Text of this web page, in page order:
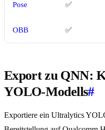
Pose ✅
OBB ✅
Export zu QNN:
YOLO-Modells#
Exportiere ein Ultralytics